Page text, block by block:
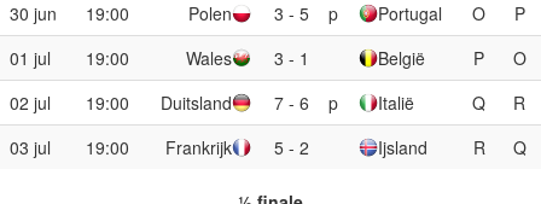
30 jun
19:00 Polen 3 - 5 p Portugal O
P
01 jul
19:00 Wales 3 - 1 België P
O
02 jul
19:00 Duitsland 7 - 6 p Italië Q
R
03 jul
19:00 Frankrijk 5 - 2 Ijsland R Q